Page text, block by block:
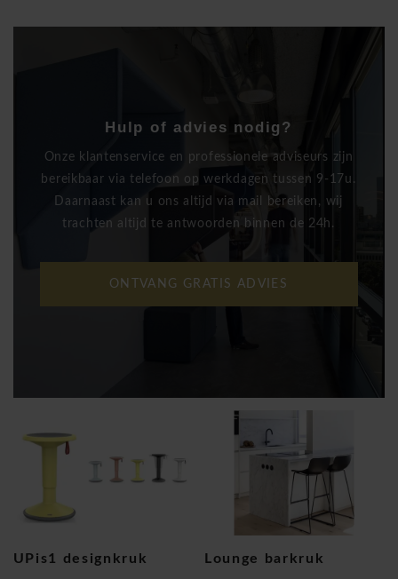
Hulp of advies nodig?
Onze klantenservice en professionele adviseurs zijn
bereikbaar via telefoon op werkdagen tussen 9-17u.
Daarnaast kan u ons altijd via mail bereiken, wij
trachten altijd te antwoorden binnen de 24h.
ONTVANG GRATIS ADVIES
UPis1 designkruk Lounge barkruk